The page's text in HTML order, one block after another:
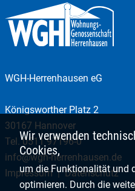
WGH-Herrenhausen eG
Königsworther Platz 2
30167 Hannover
Tel.0511 97196-0
info@wgh-herrenhausen.de
Impressum
Datenschutz
Wir verwenden
Cookies,
um die Funktionalität und
optimieren. Durch die